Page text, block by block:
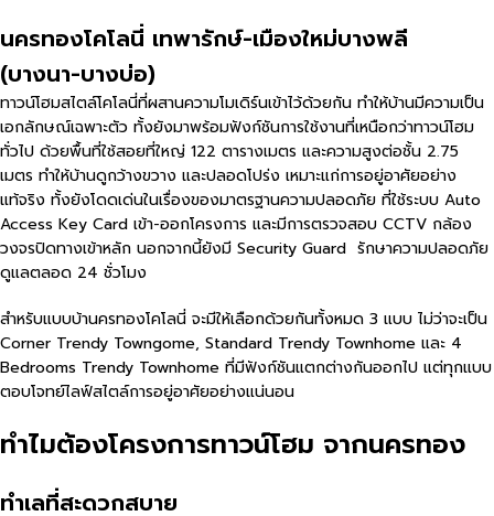
นครทองโคโลนี่ เทพารักษ์-เมืองใหม่บางพลี
(บางนา-บางบ่อ)
ทาวน์โฮมสไตล์โคโลนี่ที่ผสานความโมเดิร์นเข้าไว้ด้วยกัน ทำให้บ้านมีความเป็น
เอกลักษณ์เฉพาะตัว ทั้งยังมาพร้อมฟังก์ชันการใช้งานที่เหนือกว่าทาวน์โฮม
ทั่วไป ด้วยพื้นที่ใช้สอยที่ใหญ่ 122 ตารางเมตร และความสูงต่อชั้น 2.75
เมตร ทำให้บ้านดูกว้างขวาง และปลอดโปร่ง เหมาะแก่การอยู่อาศัยอย่าง
แท้จริง ทั้งยังโดดเด่นในเรื่องของมาตรฐานความปลอดภัย ที่ใช้ระบบ Auto
Access Key Card เข้า-ออกโครงการ และมีการตรวจสอบ CCTV กล้อง
วงจรปิดทางเข้าหลัก นอกจากนี้ยังมี Security Guard รักษาความปลอดภัย
ดูแลตลอด 24 ชั่วโมง
สำหรับแบบบ้านครทองโคโลนี่ จะมีให้เลือกด้วยกันทั้งหมด 3 แบบ ไม่ว่าจะเป็น
Corner Trendy Towngome, Standard Trendy Townhome และ 4
Bedrooms Trendy Townhome ที่มีฟังก์ชันแตกต่างกันออกไป แต่ทุกแบบ
ตอบโจทย์ไลฟ์สไตล์การอยู่อาศัยอย่างแน่นอน
ทำไมต้องโครงการทาวน์โฮม จากนครทอง
ทำเลที่สะดวกสบาย